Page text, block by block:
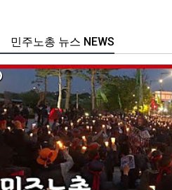
주노총 뉴스 NEWS